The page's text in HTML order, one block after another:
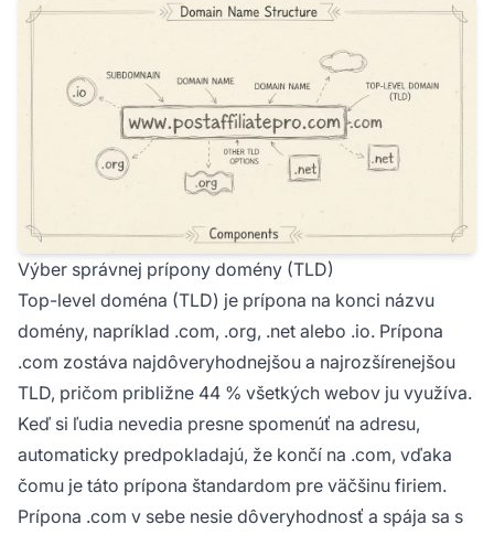
Výber správnej prípony domény (TLD)
Top-level doména (TLD) je prípona na konci názvu
domény, napríklad .com, .org, .net alebo .io. Prípona
.com zostáva najdôveryhodnejšou a najrozšírenejšou
TLD, pričom približne 44 % všetkých webov ju využíva.
Keď si ľudia nevedia presne spomenúť na adresu,
automaticky predpokladajú, že končí na .com, vďaka
čomu je táto prípona štandardom pre väčšinu firiem.
Prípona .com v sebe nesie dôveryhodnosť a spája sa s